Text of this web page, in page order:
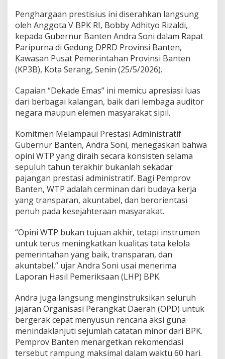
S
o
n
i
A
t
a
C
a
p
a
a
n
1
0
K
a
l
W
T
Penghargaan prestisius ini diserahkan langsung
oleh Anggota V BPK RI, Bobby Adhityo Rizaldi,
kepada Gubernur Banten Andra Soni dalam Rapat
Paripurna di Gedung DPRD Provinsi Banten,
Kawasan Pusat Pemerintahan Provinsi Banten
(KP3B), Kota Serang, Senin (25/5/2026).
Capaian “Dekade Emas” ini memicu apresiasi luas
dari berbagai kalangan, baik dari lembaga auditor
negara maupun elemen masyarakat sipil.
Komitmen Melampaui Prestasi Administratif
Gubernur Banten, Andra Soni, menegaskan bahwa
opini WTP yang diraih secara konsisten selama
sepuluh tahun terakhir bukanlah sekadar
pajangan prestasi administratif. Bagi Pemprov
Banten, WTP adalah cerminan dari budaya kerja
yang transparan, akuntabel, dan berorientasi
penuh pada kesejahteraan masyarakat.
“Opini WTP bukan tujuan akhir, tetapi instrumen
untuk terus meningkatkan kualitas tata kelola
pemerintahan yang baik, transparan, dan
akuntabel,” ujar Andra Soni usai menerima
Laporan Hasil Pemeriksaan (LHP) BPK.
Andra juga langsung menginstruksikan seluruh
jajaran Organisasi Perangkat Daerah (OPD) untuk
bergerak cepat menyusun rencana aksi guna
menindaklanjuti sejumlah catatan minor dari BPK.
Pemprov Banten menargetkan rekomendasi
tersebut rampung maksimal dalam waktu 60 hari.